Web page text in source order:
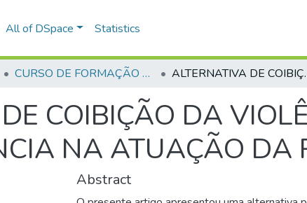
All of DSpace Statistics
CURSO DE FORMAÇÃO DE PRAÇAS - CFP - 2018 ALTERNATIVA DE
COIBIÇÃO DA
NA ATUAÇÃO DA
Abstract